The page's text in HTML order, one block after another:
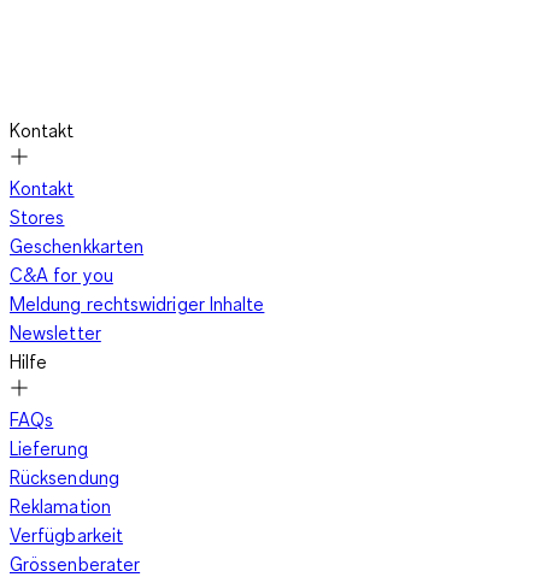
Kontakt
Kontakt
Stores
Geschenkkarten
C&A for you
Meldung rechtswidriger Inhalte
Newsletter
Hilfe
FAQs
Lieferung
Rücksendung
Reklamation
Verfügbarkeit
Grössenberater